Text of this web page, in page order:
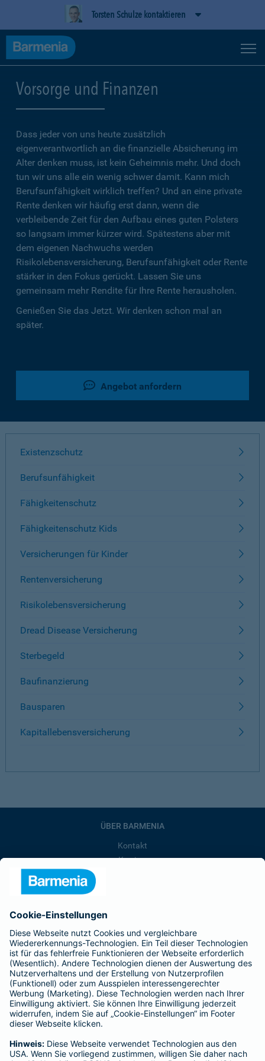
Torsten Schulze kontaktieren
Vorsorge und Finanzen
Dass jeder von uns heute zusätzlich
eigenverantwortlich an die finanzielle Absicherung im
Alter denken muss, ist kein Geheimnis mehr. Und doch
tun wir uns alle ein wenig schwer damit. Kann mich
Berufsunfähigkeit wirklich treffen? Und an eine private
Rente denken wir häufig erst dann, wenn die
verbleibende Zeit für den Aufbau eines guten Polsters
so langsam immer kürzer wird. Spätestens aber mit
dem eigenen Nachwuchs werden
Risikolebensversicherung, Berufsunfähigkeit oder Rente
stärker in den Fokus gerückt. Lassen Sie uns
gemeinsam mehr Rendite für Ihre Rente herausholen.
Genießen Sie das Jetzt. Wir denken schon mal an
später.
Angebot anfordern
Existenzschutz
Berufsunfähigkeit
Fähigkeitenschutz
Fähigkeitenschutz Kids
Versicherungen für Kinder
Rentenversicherung
Risikolebensversicherung
Dread Disease Versicherung
Sterbegeld
Baufinanzierung
Bausparen
Kapitallebensversicherung
ÜBER BARMENIA
Kontakt
Karriere
Affiliate-Partner werden
Barmenia ist Teil der BarmeniaGothaer
BELIEBTE SEITEN
Kranken-Zusatzversicherung
Tierversicherungen
Haftpflichtversicherung
Hausratversicherung
SERVICE